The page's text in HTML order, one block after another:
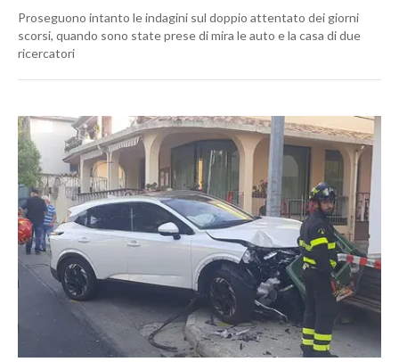
Proseguono intanto le indagini sul doppio attentato dei giorni
scorsi, quando sono state prese di mira le auto e la casa di due
ricercatori